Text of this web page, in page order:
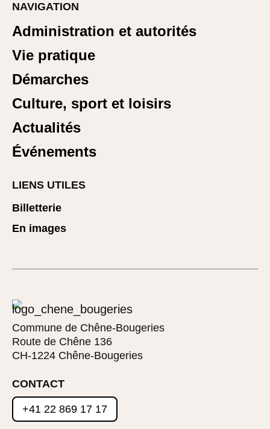
NAVIGATION
Administration et autorités
Vie pratique
Démarches
Culture, sport et loisirs
Actualités
Événements
LIENS UTILES
Billetterie
En images
Commune de Chêne-Bougeries
Route de Chêne 136
CH-1224 Chêne-Bougeries
CONTACT
+41 22 869 17 17